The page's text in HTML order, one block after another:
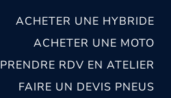
ACHETER UNE HYBRIDE
ACHETER UNE MOTO
PRENDRE RDV EN ATELIER
FAIRE UN DEVIS PNEUS